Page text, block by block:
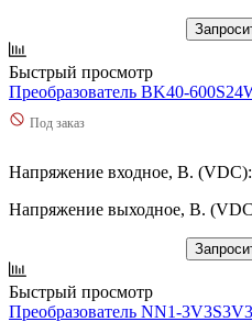
Быстрый просмотр
Преобразователь BK40-
Под заказ
Напряжение входное, В.
Напряжение выходное, В.
Быстрый просмотр
Преобразователь NN1-